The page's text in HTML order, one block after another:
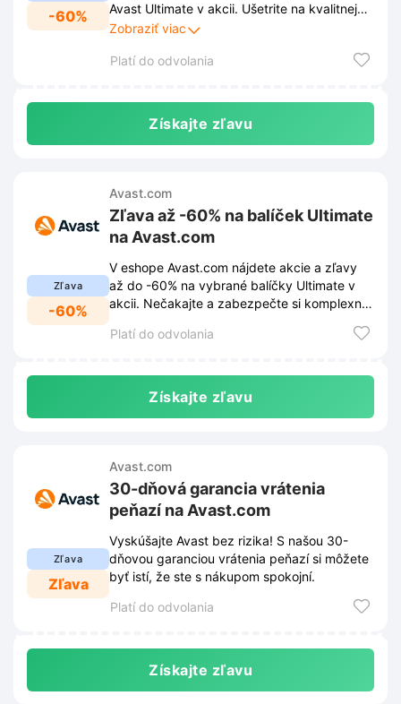
-60%
Avast Ultimate v akcii. Ušetrite na kvalitnej
ochrane a zabezpečte si komplexné riešenie
Zobraziť viac
Platí do odvolania
Získajte zľavu
Zľava
-60%
Avast.com
Zľava až -60% na balíček Ultimate
na Avast.com
V eshope Avast.com nájdete akcie a zľavy
až do -60% na vybrané balíčky Ultimate v
akcii. Nečakajte a zabezpečte si komplexnú
Platí do odvolania
Získajte zľavu
Zľava
Zľava
Avast.com
30-dňová garancia vrátenia
peňazí na Avast.com
Vyskúšajte Avast bez rizika! S našou 30-
dňovou garanciou vrátenia peňazí si môžete
byť istí, že ste s nákupom spokojní.
Platí do odvolania
Získajte zľavu